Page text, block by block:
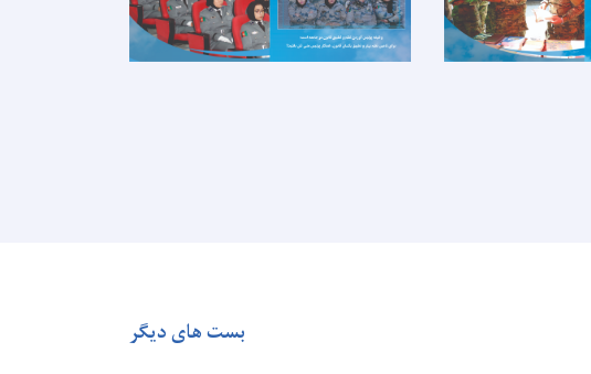
بست های دیگر